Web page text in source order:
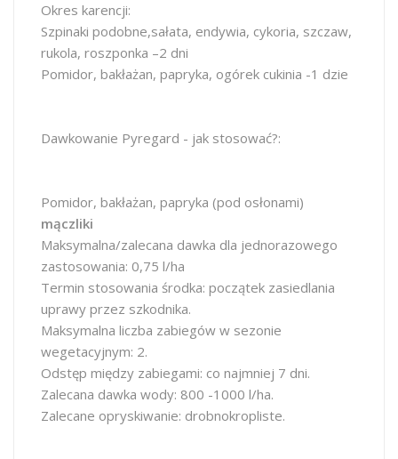
Okres karencji:
Szpinaki podobne,sałata, endywia, cykoria, szczaw,
rukola, roszponka –2 dni
Pomidor, bakłażan, papryka, ogórek cukinia -1 dzie
Dawkowanie Pyregard - jak stosować?:
Pomidor, bakłażan, papryka (pod osłonami)
mączliki
Maksymalna/zalecana dawka dla jednorazowego
zastosowania: 0,75 l/ha
Termin stosowania środka: początek zasiedlania
uprawy przez szkodnika.
Maksymalna liczba zabiegów w sezonie
wegetacyjnym: 2.
Odstęp między zabiegami: co najmniej 7 dni.
Zalecana dawka wody: 800 -1000 l/ha.
Zalecane opryskiwanie: drobnokropliste.